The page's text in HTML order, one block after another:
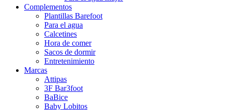
Complementos
Plantillas Barefoot
Para el agua
Calcetines
Hora de comer
Sacos de dormir
Entretenimiento
Marcas
Attipas
3F Bar3foot
BaBice
Baby Lobitos